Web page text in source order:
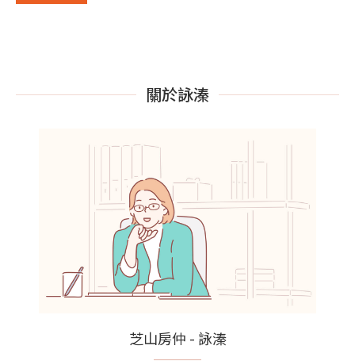
關於詠溱
芝山房仲 - 詠溱